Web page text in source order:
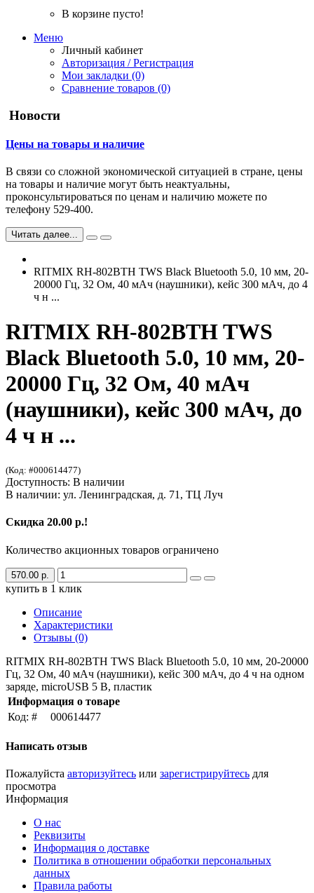
В корзине пусто!
Меню
Личный кабинет
Авторизация / Регистрация
Мои закладки (0)
Сравнение товаров (0)
Новости
Цены на товары и наличие
В связи со сложной экономической ситуацией в стране, цены
на товары и наличие могут быть неактуальны,
проконсультироваться по ценам и наличию можете по
телефону 529-400.
Читать далее...
RITMIX RH-802BTH TWS Black Bluetooth 5.0, 10 мм, 20-
20000 Гц, 32 Ом, 40 мАч (наушники), кейс 300 мАч, до 4
ч н ...
RITMIX RH-802BTH TWS
Black Bluetooth 5.0, 10 мм, 20-
20000 Гц, 32 Ом, 40 мАч
(наушники), кейс 300 мАч, до
4 ч н ...
(Код: #000614477)
Доступность: В наличии
В наличии: ул. Ленинградская, д. 71, ТЦ Луч
Скидка 20.00 р.!
Количество акционных товаров ограничено
570.00 р.
купить в 1 клик
Описание
Характеристики
Отзывы (0)
RITMIX RH-802BTH TWS Black Bluetooth 5.0, 10 мм, 20-20000
Гц, 32 Ом, 40 мАч (наушники), кейс 300 мАч, до 4 ч на одном
заряде, microUSB 5 В, пластик
Информация о товаре
Код: #
000614477
Написать отзыв
Пожалуйста авторизуйтесь или зарегистрируйтесь для
просмотра
Информация
О нас
Реквизиты
Информация о доставке
Политика в отношении обработки персональных
данных
Правила работы